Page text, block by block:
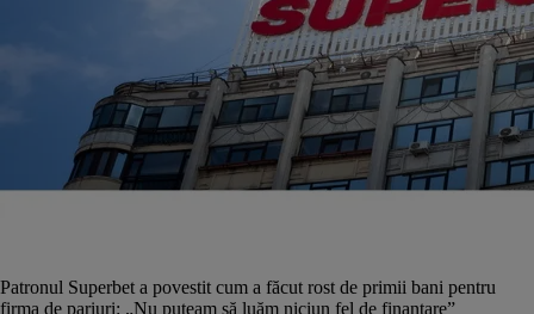
Patronul Superbet a povestit cum a făcut rost de primii bani pentru
firma de pariuri: „Nu puteam să luăm niciun fel de finanțare”